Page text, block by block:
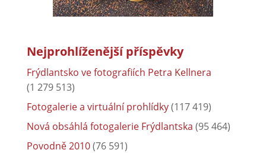
Nejprohlíženější příspěvky
Frýdlantsko ve fotografiích Petra Kellnera
(1 279 513)
Fotogalerie a virtuální prohlídky(117 419)
Nová obsáhlá fotogalerie Frýdlantska (95 464)
Povodně 2010(76 591)